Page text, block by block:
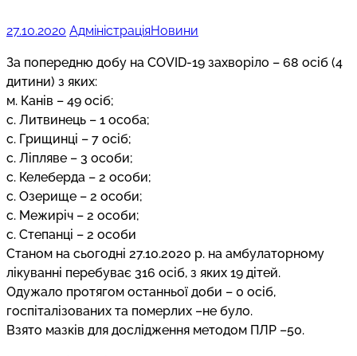
27.10.2020 АдміністраціяНовини
За попередню добу на COVID-19 захворіло – 68 осіб (4
дитини) з яких:
м. Канів – 49 осіб;
с. Литвинець – 1 особа;
с. Грищинці – 7 осіб;
с. Ліпляве – 3 особи;
с. Келеберда – 2 особи;
с. Озерище – 2 особи;
с. Межиріч – 2 особи;
с. Степанці – 2 особи
Станом на сьогодні 27.10.2020 р. на амбулаторному
лікуванні перебуває 316 осіб, з яких 19 дітей.
Одужало протягом останньої доби – 0 осіб,
госпіталізованих та померлих –не було.
Взято мазків для дослідження методом ПЛР –50.